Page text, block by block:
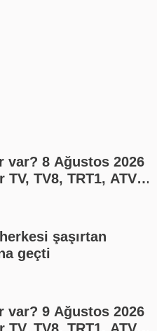
var? 8 Ağustos 2026
TV8, TRT1, ATV
şaşırtan
geçti
var? 9 Ağustos 2026
TV8, TRT1, ATV